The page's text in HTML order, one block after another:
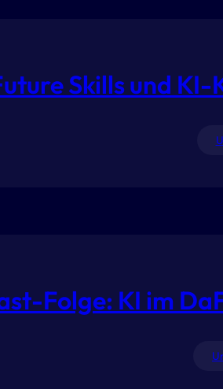
Skills und
Folge: KI im